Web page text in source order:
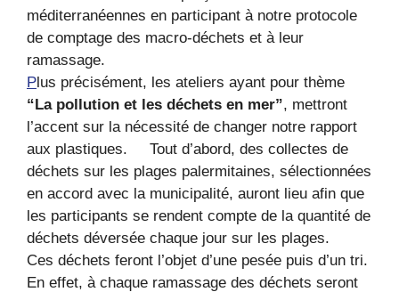
méditerranéennes en participant à notre protocole
de comptage des macro-déchets et à leur
ramassage.
Plus précisément, les ateliers ayant pour thème
“La pollution et les déchets en mer”, mettront
l’accent sur la nécessité de changer notre rapport
aux plastiques. Tout d’abord, des collectes de
déchets sur les plages palermitaines, sélectionnées
en accord avec la municipalité, auront lieu afin que
les participants se rendent compte de la quantité de
déchets déversée chaque jour sur les plages.
Ces déchets feront l’objet d’une pesée puis d’un tri.
En effet, à chaque ramassage des déchets seront